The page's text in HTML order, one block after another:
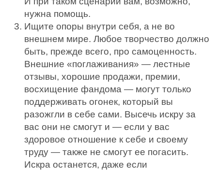
нужна помощь.
Ищите опоры внутри себя, а не во
внешнем мире. Любое творчество должно
быть, прежде всего, про самоценность.
Внешние «поглаживания» — лестные
отзывы, хорошие продажи, премии,
восхищение фандома — могут только
поддерживать огонек, который вы
разожгли в себе сами. Высечь искру за
вас они не смогут и — если у вас
здоровое отношение к себе и своему
труду — также не смогут ее погасить.
Искра останется, даже если